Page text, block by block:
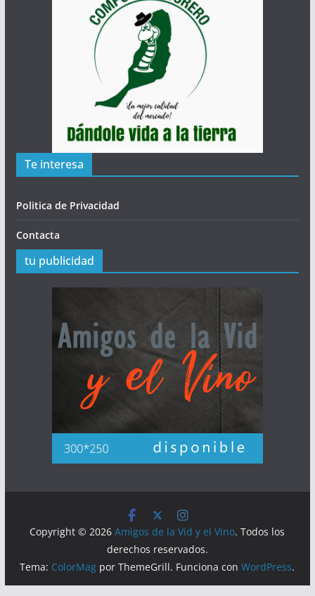
Te interesa
Politica de Privacidad
Contacta
tu publicidad
Copyright © 2026Amigos de la Vid y el Vino. Todos los
derechos reservados.
Tema: ColorMag por ThemeGrill. Funciona conWordPress.